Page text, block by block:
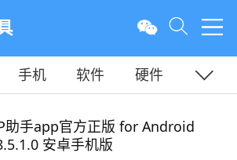
手机 软件
硬件
助手app官方正版 for Android
安卓手机版